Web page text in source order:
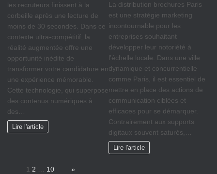
les recruteurs finissent à la
corbeille après une lecture de
moins de 30 secondes. Dans ce
contexte ultra-compétitif, la
réalité augmentée offre une
opportunité inédite de
transformer votre candidature en
une expérience mémorable.
Cette technologie, qui superpose
des contenus numériques à
des…
Lire l'article
La distribution brochures Paris
est une stratégie marketing
incontournable pour les
entreprises souhaitant
développer leur notoriété à
l’échelle locale. Dans une ville
dynamique et concurrentielle
comme Paris, il est essentiel de
mettre en place des actions de
communication ciblées et
efficaces pour se démarquer.
Contrairement aux supports
digitaux souvent saturés,…
Lire l'article
1 2 … 10 »